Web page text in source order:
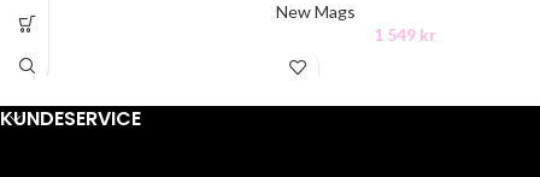
New Mags
1 549 kr
KUNDESERVICE